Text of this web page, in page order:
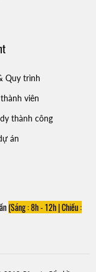
Quy trình
viên
thành công
án
(Sáng : 8h - 12h |Chiều :